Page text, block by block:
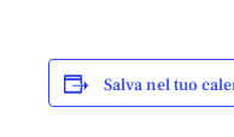
Salva nel tuo